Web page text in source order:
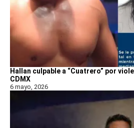
Hallan culpable a “Cuatrero” por
CDMX
6 mayo, 2026